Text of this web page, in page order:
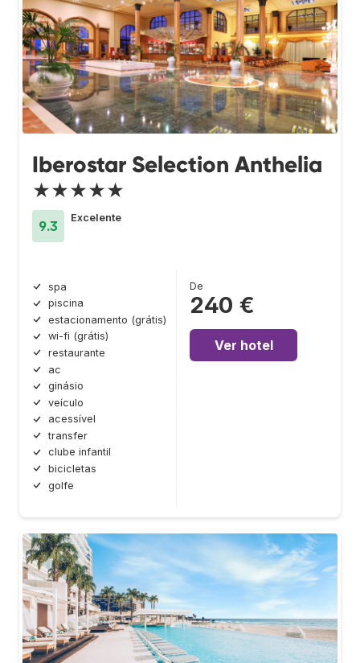
Iberostar Selection Anthelia
★★★★★
9.3
Excelente
spa
piscina
estacionamento (grátis)
wi-fi (grátis)
restaurante
ac
ginásio
veículo
acessível
transfer
clube infantil
bicicletas
golfe
De
240 €
Ver hotel